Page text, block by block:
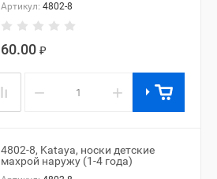
Артикул: 4802-8
60.00 ₽
− +
4802-8, Kataya, носки детские
махрой наружу (1-4 года)